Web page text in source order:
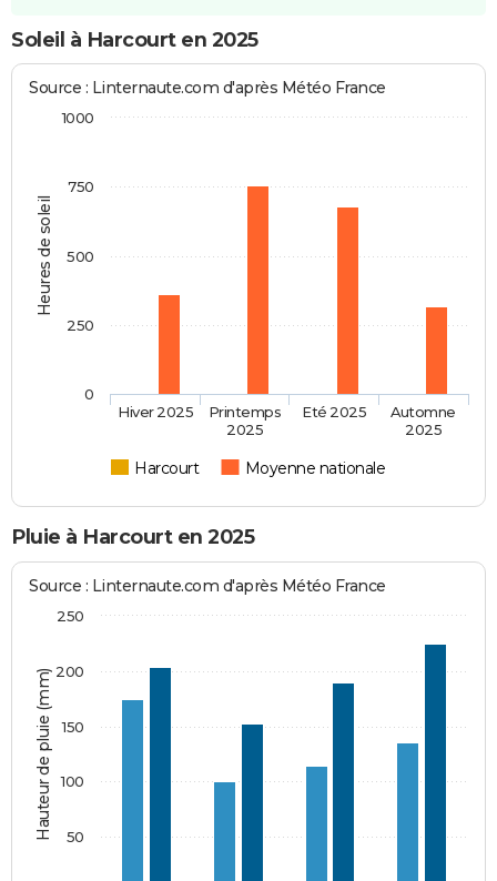
Soleil à Harcourt en 2025
Heures de soleil
Source : Linternaute.com d'après Météo France
Harcourt Moyenne nationale
Hiver 2025
Printemps
2025
Eté 2025
Automne
2025
0
250
500
750
1000
Pluie à Harcourt en 2025
Hauteur de pluie (mm)
Source : Linternaute.com d'après Météo France
50
100
150
200
250